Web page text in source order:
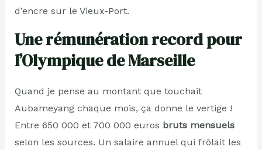
d’encre sur le Vieux-Port.
Une rémunération record pour
l’Olympique de Marseille
Quand je pense au montant que touchait
Aubameyang chaque mois, ça donne le vertige !
Entre 650 000 et 700 000 euros bruts mensuels
selon les sources. Un salaire annuel qui frôlait les